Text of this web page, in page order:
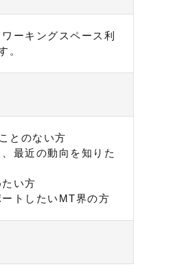
ーキングスペース利
。
とのない方
最近の動向を知りた
い方
トしたいMT界の方